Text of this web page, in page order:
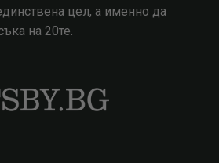
цел, а именно да
на 20те.